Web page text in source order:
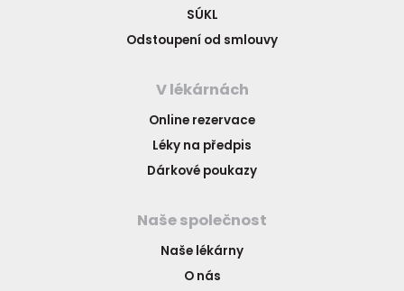
SÚKL
Odstoupení od smlouvy
V lékárnách
Online rezervace
Léky na předpis
Dárkové poukazy
Naše společnost
Naše lékárny
O nás